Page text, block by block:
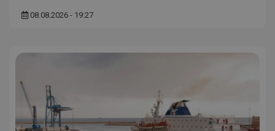
08.08.2026 - 19:27